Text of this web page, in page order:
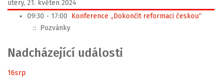
úterý, 21. květen 2024
09:30 - 17:00 Konference „Dokončit reformaci českou“
:: Pozvánky
Nadcházející události
16srp